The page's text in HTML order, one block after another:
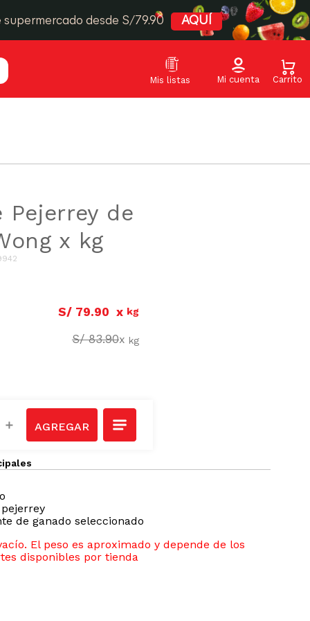
desde S/79.90 AQUÍ
Pejerrey de
x kg
S/ 79.90 x kg
S/ 83.90x kg
＋
de ganado seleccionado
El peso es aproximado y depende de los
disponibles por tienda